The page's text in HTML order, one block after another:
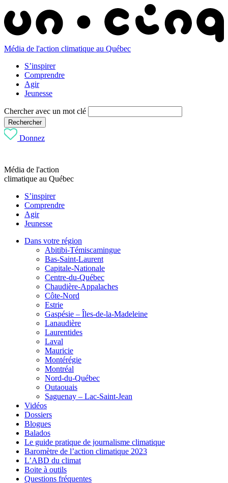
Média de l'action climatique au Québec
S’inspirer
Comprendre
Agir
Jeunesse
Chercher avec un mot clé
Rechercher
Donnez
Média de l'action
climatique au Québec
S’inspirer
Comprendre
Agir
Jeunesse
Dans votre région
Abitibi-Témiscamingue
Bas-Saint-Laurent
Capitale-Nationale
Centre-du-Québec
Chaudière-Appalaches
Côte-Nord
Estrie
Gaspésie – Îles-de-la-Madeleine
Lanaudière
Laurentides
Laval
Mauricie
Montérégie
Montréal
Nord-du-Québec
Outaouais
Saguenay – Lac-Saint-Jean
Vidéos
Dossiers
Blogues
Balados
Le guide pratique de journalisme climatique
Baromètre de l’action climatique 2023
L’ABD du climat
Boite à outils
Questions fréquentes